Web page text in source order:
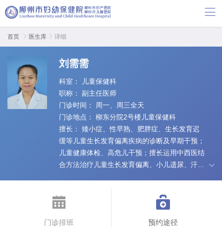
首页  医生库  详细
刘需需
科室：
儿童保健科
职称： 副主任医师
门诊时间：
周一、周三全天
门诊地点： 柳东分院2号楼儿童保健科
擅长： 矮小症、性早熟、肥胖症、生长发育迟
缓等儿童生长发育偏离疾病的诊断及早期干预；
儿童健康体检、高危儿干预；擅长运用中西医结
合方法治疗儿童生长发育偏离、小儿遗尿、汗
病症；并擅长运用中医传统针刺、艾灸、放血、
耳穴压豆、穴位埋线等中医外治疗法进行儿童体

门诊排班

预约途径